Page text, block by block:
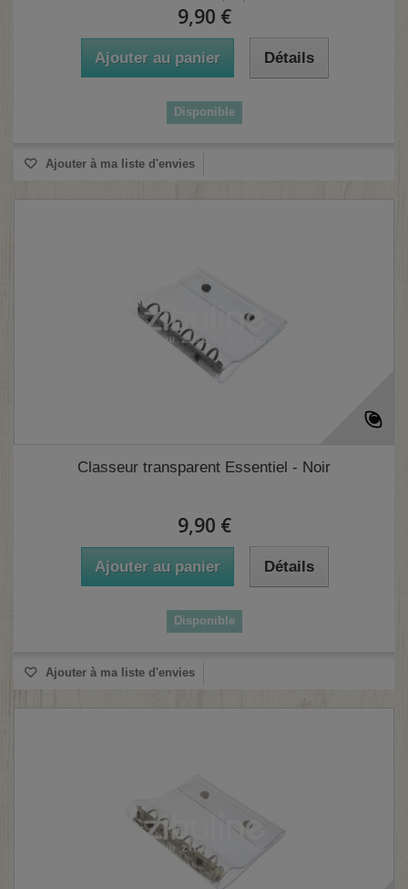
9,90 €
Ajouter au panier Détails
Disponible
Ajouter à ma liste d'envies
Classeur transparent Essentiel - Noir
9,90 €
Ajouter au panier Détails
Disponible
Ajouter à ma liste d'envies